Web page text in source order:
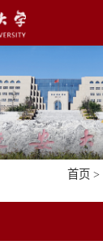
首页 >